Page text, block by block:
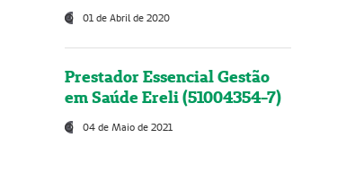
01 de Abril de 2020
Prestador Essencial Gestão
em Saúde Ereli (51004354-7)
04 de Maio de 2021